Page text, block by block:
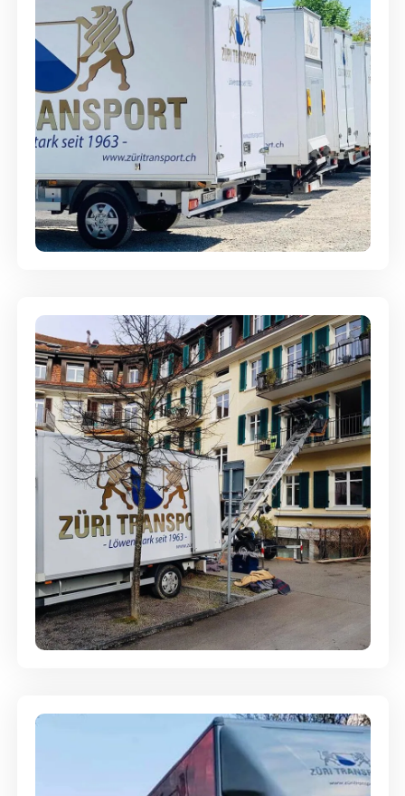
Möbellagerung - Alles sicher
aufbewahrt
Entsorgung & Räumung